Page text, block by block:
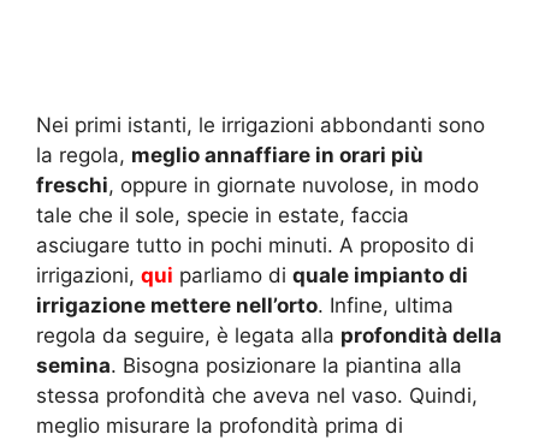
Nei primi istanti, le irrigazioni abbondanti sono
la regola, meglio annaffiare in orari più
freschi, oppure in giornate nuvolose, in modo
tale che il sole, specie in estate, faccia
asciugare tutto in pochi minuti. A proposito di
irrigazioni, qui parliamo di quale impianto di
irrigazione mettere nell’orto. Infine, ultima
regola da seguire, è legata alla profondità della
semina. Bisogna posizionare la piantina alla
stessa profondità che aveva nel vaso. Quindi,
meglio misurare la profondità prima di